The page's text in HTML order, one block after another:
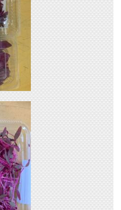
プライバシーポリシー